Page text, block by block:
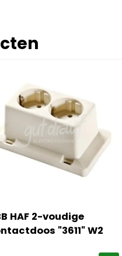
HAF 2-voudige
"3611" W2